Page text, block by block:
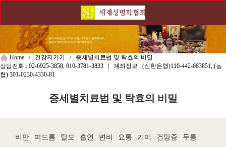
Home / 건강지키기 / 증세별치료법 및 탁효의 비밀
상담전화 : 02-6925-3858, 010-3781-3833 | 계좌정보 : (신한은행)110-442-683851, (농
협) 301-0230-4330-81
증세별치료법 및 탁효의 비밀
비만 여드름 탈모 흡연 변비 요통 기미 건망증 두통